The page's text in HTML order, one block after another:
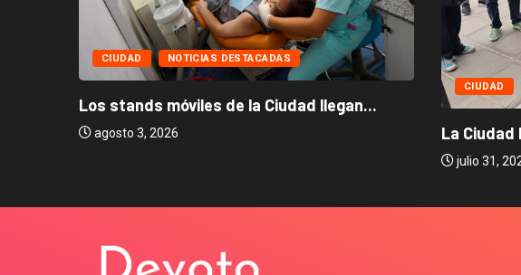
CIUDAD NOTICIAS DESTACADAS
Los stands móviles de la Ciudad llegan...
agosto 3, 2026
CIUDAD
La
julio 31,